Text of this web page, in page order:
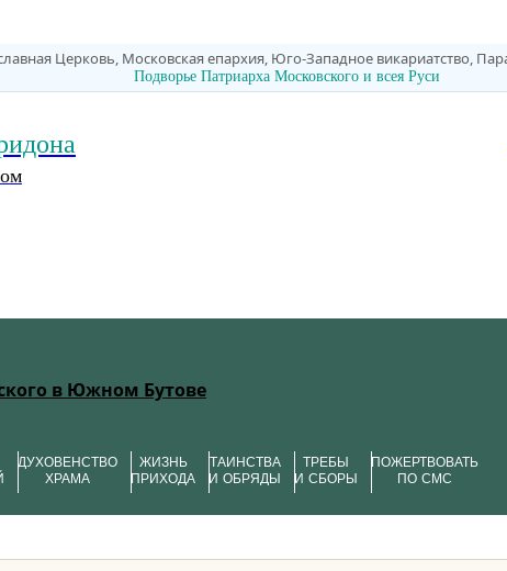
Церковь, Московская епархия, Юго-Западное викариатство,
Подворье Патриарха Московского и всея Руси
в Южном Бутове
ДУХОВЕНСТВО
ХРАМА
ЖИЗНЬ
ПРИХОДА
ТАИНСТВА
И ОБРЯДЫ
ТРЕБЫ
И СБОРЫ
ПОЖЕРТВОВАТЬ
ПО СМС